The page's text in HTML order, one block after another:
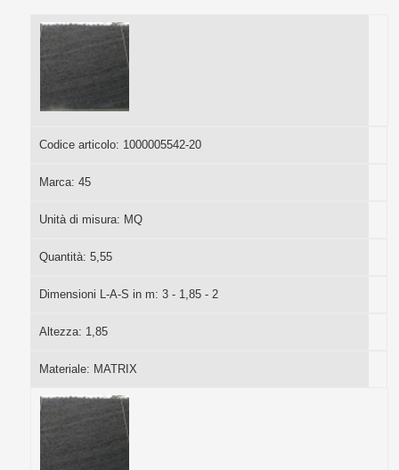
Codice articolo: 1000005542-20
Marca: 45
Unità di misura: MQ
Quantità: 5,55
Dimensioni L-A-S in m: 3 - 1,85 - 2
Altezza: 1,85
Materiale: MATRIX